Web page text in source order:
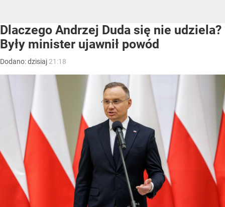
Dlaczego Andrzej Duda się nie udziela?
Były minister ujawnił powód
Dodano:dzisiaj 21:18